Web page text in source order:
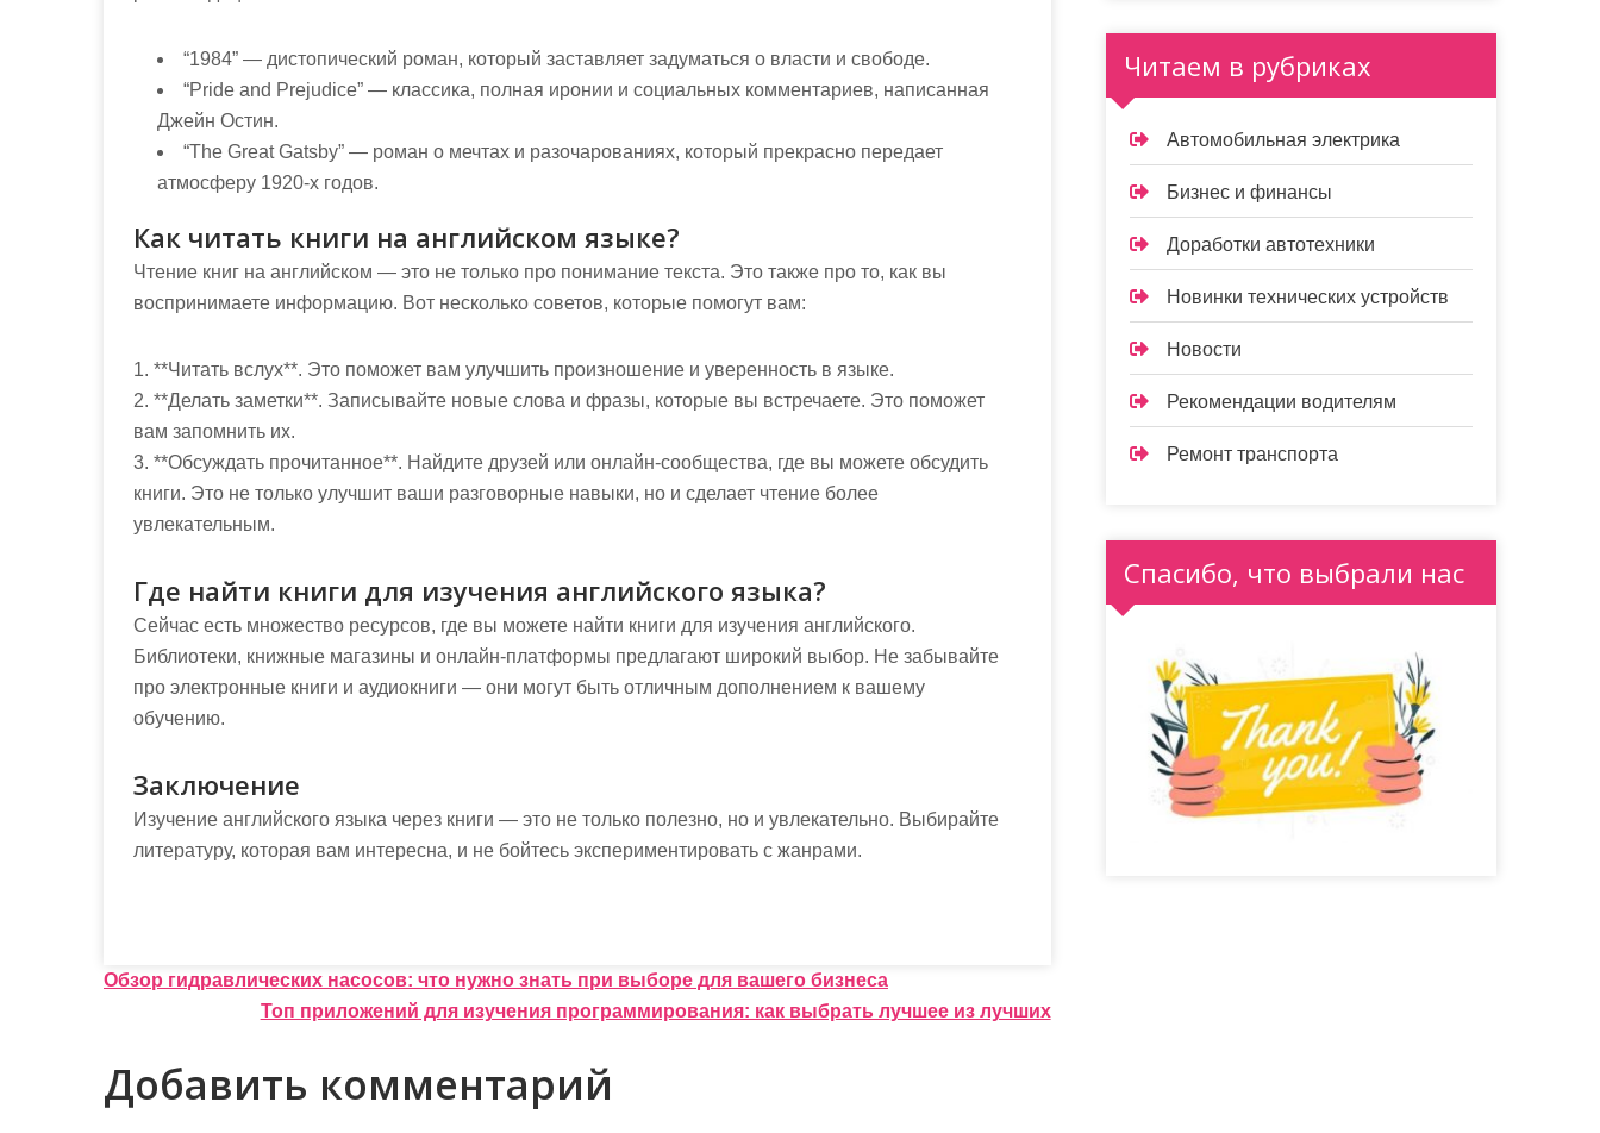
“1984” — дистопический роман, который заставляет задуматься о власти и свободе.
“Pride and Prejudice” — классика, полная иронии и социальных комментариев, написанная
Джейн Остин.
“The Great Gatsby” — роман о мечтах и разочарованиях, который прекрасно передает
атмосферу 1920-х годов.
Как читать книги на английском языке?
Чтение книг на английском — это не только про понимание текста. Это также про то, как вы
воспринимаете информацию. Вот несколько советов, которые помогут вам:
1. **Читать вслух**. Это поможет вам улучшить произношение и уверенность в языке.
2. **Делать заметки**. Записывайте новые слова и фразы, которые вы встречаете. Это поможет
вам запомнить их.
3. **Обсуждать прочитанное**. Найдите друзей или онлайн-сообщества, где вы можете обсудить
книги. Это не только улучшит ваши разговорные навыки, но и сделает чтение более
увлекательным.
Где найти книги для изучения английского языка?
Сейчас есть множество ресурсов, где вы можете найти книги для изучения английского.
Библиотеки, книжные магазины и онлайн-платформы предлагают широкий выбор. Не забывайте
про электронные книги и аудиокниги — они могут быть отличным дополнением к вашему
обучению.
Заключение
Изучение английского языка через книги — это не только полезно, но и увлекательно. Выбирайте
литературу, которая вам интересна, и не бойтесь экспериментировать с жанрами.
Н
в
и
Обзор гидравлических насосов: что нужно знать при выборе для вашего бизнеса
Топ приложений для изучения программирования: как выбрать лучшее из лучших
Добавить комментарий
Читаем в рубриках
Автомобильная электрика
Бизнес и финансы
Доработки автотехники
Новинки технических устройств
Новости
Рекомендации водителям
Ремонт транспорта
Спасибо, что выбрали нас